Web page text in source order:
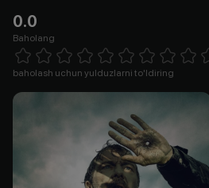
0.0
Baholang
1 Star 2 Stars 3 Stars 4 Stars5 Stars 6 Stars7 Stars8 Stars
baholash uchun yulduzlarni to'ldiring